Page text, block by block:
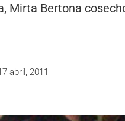
Mirta Bertona
abril, 2011